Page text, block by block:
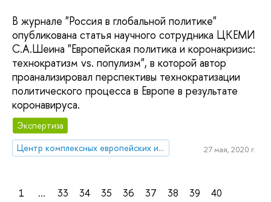
В журнале "Россия в глобальной политике"
опубликована статья научного сотрудника ЦКЕМИ
С.А.Шеина "Европейская политика и коронакризис:
технократизм vs. популизм", в которой автор
проанализировал перспективы технократизации
политического процесса в Европе в результате
коронавируса.
Экспертиза
Центр комплексных европейских и международных исследований (ЦКЕМИ)
27 мая, 2020 г.
1 ... 33 34 35 36 37 38 39
40